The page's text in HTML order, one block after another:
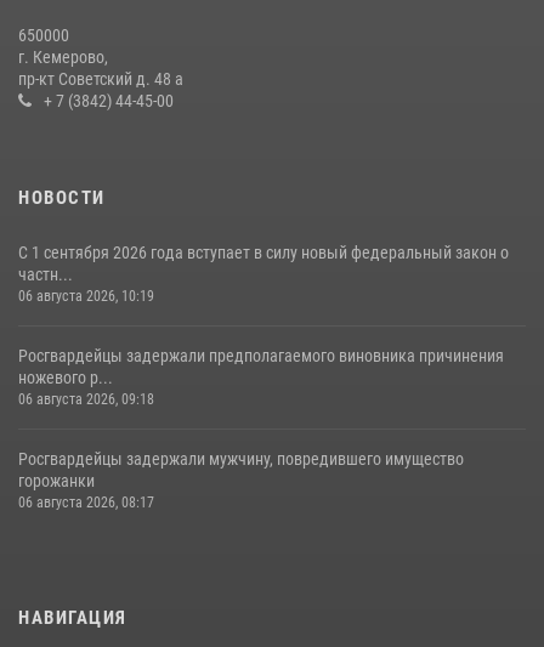
гипермаркета товары на 13 тысяч рублей (ВИДЕО)
16 июля 2026, 06:43
650000
г. Кемерово,
пр-кт Советский д. 48 а
+ 7 (3842) 44-45-00
НОВОСТИ
С 1 сентября 2026 года вступает в силу новый федеральный закон о
частн...
06 августа 2026, 10:19
Росгвардейцы задержали предполагаемого виновника причинения
ножевого р...
06 августа 2026, 09:18
Росгвардейцы задержали мужчину, повредившего имущество
горожанки
06 августа 2026, 08:17
НАВИГАЦИЯ